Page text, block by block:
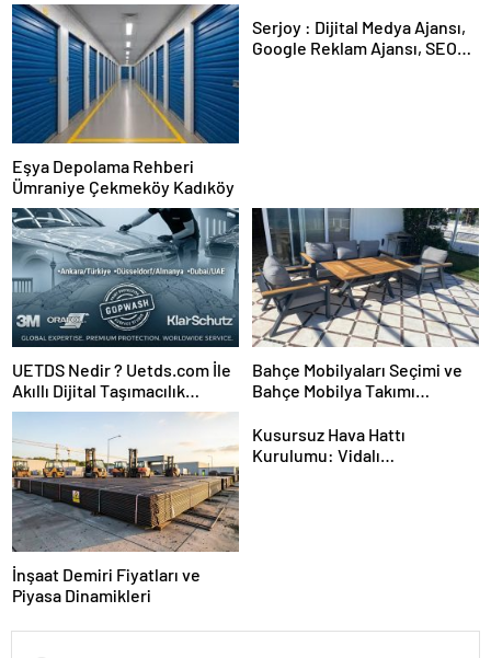
Eşya Depolama Rehberi
Ümraniye Çekmeköy Kadıköy
Serjoy : Dijital Medya Ajansı,
Google Reklam Ajansı, SEO
UETDS Nedir ? Uetds.com İle
Akıllı Dijital Taşımacılık
Yazılımı
Bahçe Mobilyaları Seçimi ve
Bahçe Mobilya Takımı
İnşaat Demiri Fiyatları ve
Piyasa Dinamikleri
Kusursuz Hava Hattı
Kurulumu: Vidalı